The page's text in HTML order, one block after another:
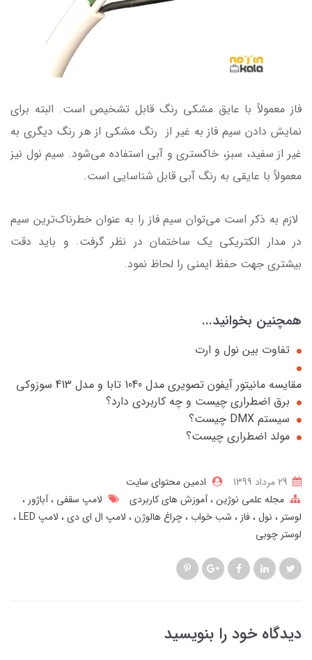
فاز معمولاً با عایق مشکی رنگ قابل تشخیص است. البته برای
نمایش دادن سیم فاز به غیر از رنگ مشکی از هر رنگ دیگری به
غیر از سفید، سبز، خاکستری و آبی استفاده می‌شود. سیم نول نیز
معمولاً با عایقی به رنگ آبی قابل شناسایی است.
لازم به ذکر است می‌توان سیم فاز را به عنوان خطرناک‌ترین سیم
در مدار الکتریکی یک ساختمان در نظر گرفت. و باید دقت
بیشتری جهت حفظ ایمنی را لحاظ نمود.
همچنین بخوانید...
تفاوت بین نول و ارت
مقایسه مانیتور آیفون تصویری مدل 1040 تابا و مدل 413 سوزوکی
برق اضطراری چیست و چه کاربردی دارد؟
سیستم DMX چیست؟
مولد اضطراری چیست؟
ادمین محتوای سایت
مجله علمی نوژین آموزش های کاربردی لامپ سقفی آباژور
لوستر
نول فاز شب خواب چراغ هالوژن لامپ ال ای دی لامپ LED
لوستر چوبی
دیدگاه خود را بنویسید